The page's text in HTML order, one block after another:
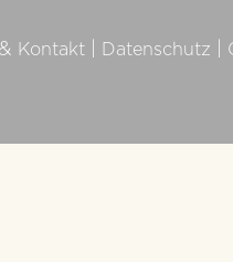
& Kontakt Datenschutz